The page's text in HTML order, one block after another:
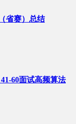
省赛）总结
41-60面试高频算法